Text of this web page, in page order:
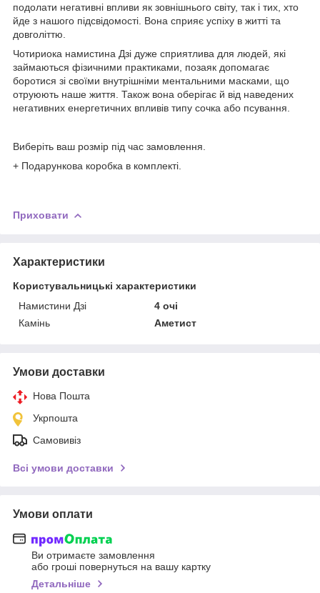
подолати негативні впливи як зовнішнього світу, так і тих, хто
йде з нашого підсвідомості. Вона сприяє успіху в житті та
довголіттю.
Чотириока намистина Дзі дуже сприятлива для людей, які
займаються фізичними практиками, позаяк допомагає
боротися зі своїми внутрішніми ментальними масками, що
отруюють наше життя. Також вона оберігає й від наведених
негативних енергетичних впливів типу сочка або псування.
Виберіть ваш розмір під час замовлення.
+ Подарункова коробка в комплекті.
Приховати
Характеристики
Користувальницькі характеристики
Намистини Дзі
4 очі
Камінь
Аметист
Умови доставки
Нова Пошта
Укрпошта
Самовивіз
Всі умови доставки
Умови оплати
Ви отримаєте замовлення
або гроші повернуться на вашу картку
Детальніше